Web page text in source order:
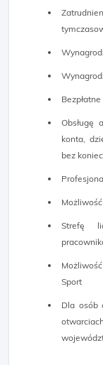
Obsługę
konta,
bez
Możliwość
Strefę
Sport
Dla osób